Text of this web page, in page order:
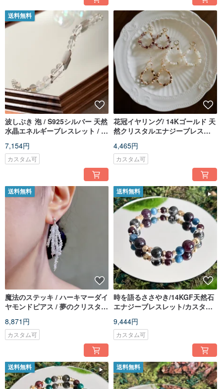
送料無料
波しぶき 泡 / S925シルバー 天然
水晶エネルギーブレスレット / オ
7,154円
カスタム可
花冠イヤリング/ 14Kゴールド 天
然クリスタルエナジーブレスレ
4,465円
カスタム可
送料無料
魔法のステッキ / ハーキマーダイ
ヤモンドピアス / 夢のクリスタル
8,871円
カスタム可
送料無料
時を語るささやき/14KGF天然石
エナジーブレスレット/カスタム
9,444円
カスタム可
送料無料 送料無料